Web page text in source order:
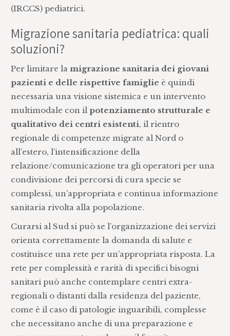
(IRCCS) pediatrici.
Migrazione sanitaria pediatrica: quali
soluzioni?
Per limitare lamigrazione sanitaria dei giovani
pazienti e delle rispettive famiglie è quindi
necessaria una visione sistemica e un intervento
multimodale con ilpotenziamento strutturale e
qualitativo dei centri esistenti, il rientro
regionale di competenze migrate al Nord o
all’estero, l’intensificazione della
relazione/comunicazione tra gli operatori per una
condivisione dei percorsi di cura specie se
complessi, un’appropriata e continua informazione
sanitaria rivolta alla popolazione.
Curarsi al Sud si può se l’organizzazione dei servizi
orienta correttamente la domanda di salute e
costituisce una rete per un’appropriata risposta. La
rete per complessità e rarità di specifici bisogni
sanitari può anche contemplare centri extra-
regionali o distanti dalla residenza del paziente,
come è il caso di patologie inguaribili, complesse
che necessitano anche di una preparazione e